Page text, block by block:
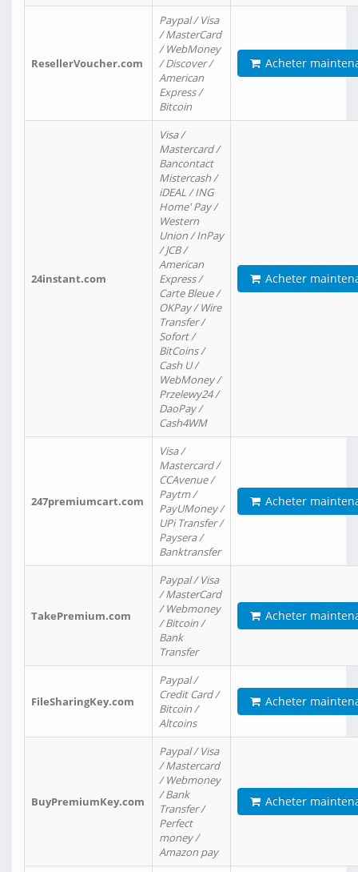
ResellerVoucher.com
Paypal / Visa
/ MasterCard
/ WebMoney
/ Discover /
American
Express /
Bitcoin
Acheter
24instant.com
Visa /
Mastercard /
Bancontact
Mistercash /
iDEAL / ING
Home' Pay /
Western
Union / InPay
/ JCB /
American
Express /
Carte Bleue /
OKPay / Wire
Transfer /
Sofort /
BitCoins /
Cash U /
WebMoney /
Przelewy24 /
DaoPay /
Cash4WM
Acheter
247premiumcart.com
Visa /
Mastercard /
CCAvenue /
Paytm /
PayUMoney /
UPi Transfer /
Paysera /
Banktransfer
Acheter
TakePremium.com
Paypal / Visa
/ MasterCard
/ Webmoney
/ Bitcoin /
Bank
Transfer
Acheter
FileSharingKey.com
Paypal /
Credit Card /
Bitcoin /
Altcoins
Acheter
BuyPremiumKey.com
Paypal / Visa
/ Mastercard
/ Webmoney
/ Bank
Transfer /
Perfect
money /
Amazon pay
Acheter